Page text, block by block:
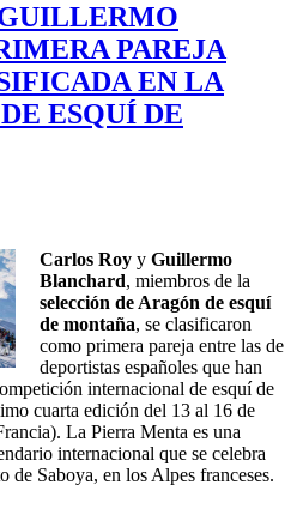
PAREJA
EN LA
ESQUÍ DE
Carlos Roy y Guillermo
Blanchard, miembros de la
selección de Aragón de esquí
de montaña, se clasificaron
como primera pareja entre las de
deportistas españoles que han
internacional de esquí de
cuarta edición del 13 al 16 de
La Pierra Menta es una
internacional que se celebra
de Saboya, en los Alpes franceses.